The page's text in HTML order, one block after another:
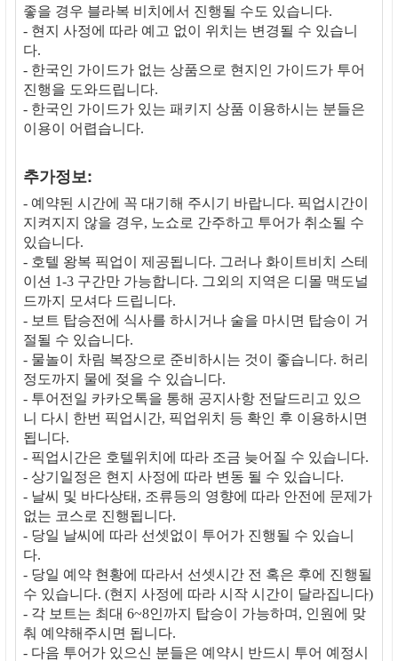
좋을 경우 블라복 비치에서 진행될 수도 있습니다.
- 현지 사정에 따라 예고 없이 위치는 변경될 수 있습니
다.
- 한국인 가이드가 없는 상품으로 현지인 가이드가 투어
진행을 도와드립니다.
- 한국인 가이드가 있는 패키지 상품 이용하시는 분들은
이용이 어렵습니다.
추가정보:
- 예약된 시간에 꼭 대기해 주시기 바랍니다. 픽업시간이
지켜지지 않을 경우, 노쇼로 간주하고 투어가 취소될 수
있습니다.
- 호텔 왕복 픽업이 제공됩니다. 그러나 화이트비치 스테
이션 1-3 구간만 가능합니다. 그외의 지역은 디몰 맥도널
드까지 모셔다 드립니다.
- 보트 탑승전에 식사를 하시거나 술을 마시면 탑승이 거
절될 수 있습니다.
- 물놀이 차림 복장으로 준비하시는 것이 좋습니다. 허리
정도까지 물에 젖을 수 있습니다.
- 투어전일 카카오톡을 통해 공지사항 전달드리고 있으
니 다시 한번 픽업시간, 픽업위치 등 확인 후 이용하시면
됩니다.
- 픽업시간은 호텔위치에 따라 조금 늦어질 수 있습니다.
- 상기일정은 현지 사정에 따라 변동 될 수 있습니다.
- 날씨 및 바다상태, 조류등의 영향에 따라 안전에 문제가
없는 코스로 진행됩니다.
- 당일 날씨에 따라 선셋없이 투어가 진행될 수 있습니
다.
- 당일 예약 현황에 따라서 선셋시간 전 혹은 후에 진행될
수 있습니다. (현지 사정에 따라 시작 시간이 달라집니다)
- 각 보트는 최대 6~8인까지 탑승이 가능하며, 인원에 맞
춰 예약해주시면 됩니다.
- 다음 투어가 있으신 분들은 예약시 반드시 투어 예정시